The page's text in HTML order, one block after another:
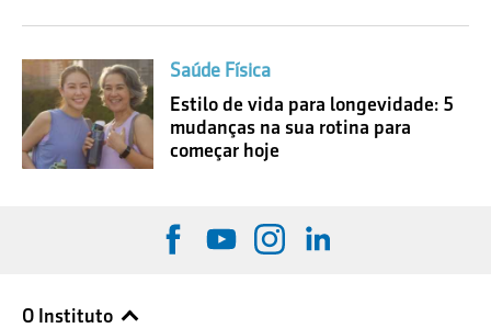
Saúde Física
Estilo de vida para longevidade: 5
mudanças na sua rotina para
começar hoje
O Instituto